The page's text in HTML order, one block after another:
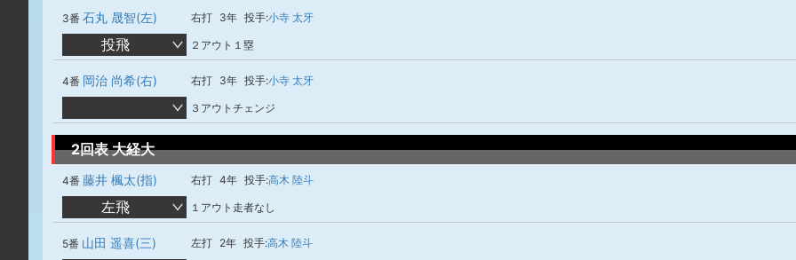
3番 石丸 晟智(左) 右打 3年 投手:小寺 太牙
投飛 ２アウト１塁
4番 岡治 尚希(右) 右打 3年 投手:小寺 太牙
３アウトチェンジ
2回表 大経大
4番 藤井 楓太(指) 右打 4年 投手:高木 陸斗
左飛 １アウト走者なし
5番 山田 遥喜(三) 左打 2年 投手:高木 陸斗